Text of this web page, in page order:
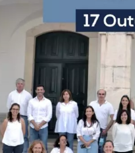
Categorias gerais
Filtros